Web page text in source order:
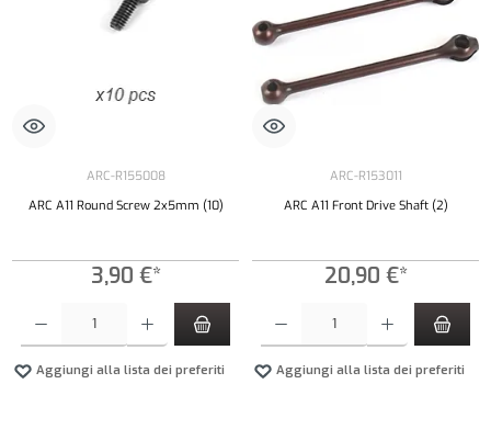
ARC-R155008
ARC A11 Round Screw 2x5mm (10)
3,90 €*
Aggiungi alla lista dei preferiti
ARC-R153011
ARC A11 Front Drive Shaft (2)
20,90 €*
Aggiungi alla lista dei preferiti